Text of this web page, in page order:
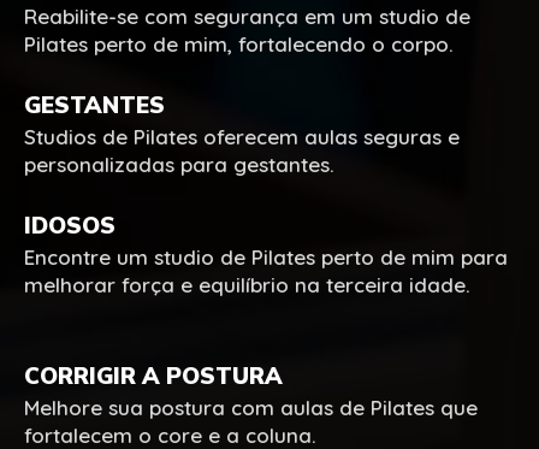
Reabilite-se com segurança em um studio de
Pilates perto de mim, fortalecendo o corpo.
GESTANTES
Studios de Pilates oferecem aulas seguras e
personalizadas para gestantes.
IDOSOS
Encontre um studio de Pilates perto de mim para
melhorar força e equilíbrio na terceira idade.
CORRIGIR A POSTURA
Melhore sua postura com aulas de Pilates que
fortalecem o core e a coluna.